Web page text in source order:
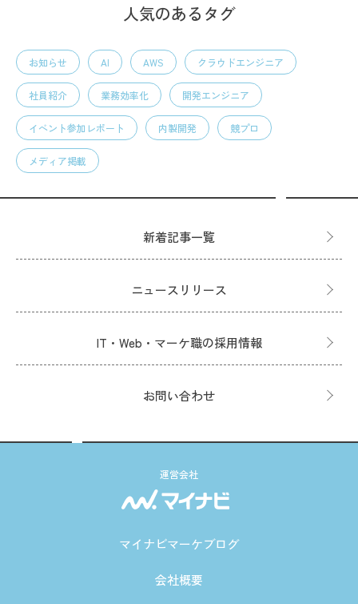
人気のあるタグ
お知らせ AI AWS クラウドエンジニア
社員紹介 業務効率化 開発エンジニア
イベント参加レポート 内製開発 競プロ
メディア掲載
新着記事一覧
ニュースリリース
IT・Web・マーケ職の採用情報
お問い合わせ
運営会社
マイナビマーケブログ
会社概要